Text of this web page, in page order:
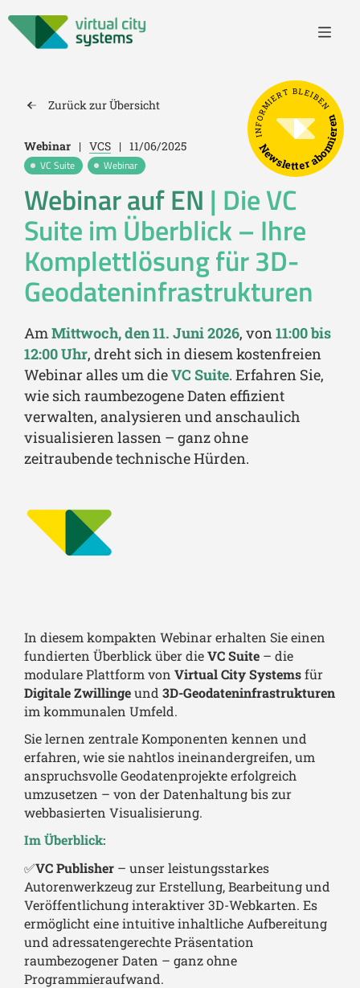
Zurück zur Übersicht
Webinar | VCS | 11/06/2025
VC Suite
Webinar
Webinar auf EN | Die VC
Suite im Überblick – Ihre
Komplettlösung für 3D-
Geodateninfrastrukturen
AmMittwoch, den 11. Juni 2026, von11:00 bis
12:00 Uhr, dreht sich in diesem kostenfreien
Webinar alles um dieVC Suite. Erfahren Sie,
wie sich raumbezogene Daten effizient
verwalten, analysieren und anschaulich
visualisieren lassen – ganz ohne
zeitraubende technische Hürden.
In diesem kompakten Webinar erhalten Sie einen
fundierten Überblick über dieVC Suite – die
modulare Plattform von Virtual City Systemsfür
Digitale Zwillingeund 3D-Geodateninfrastrukturen
im kommunalen Umfeld.
Sie lernen zentrale Komponenten kennen und
erfahren, wie sie nahtlos ineinandergreifen, um
anspruchsvolle Geodatenprojekte erfolgreich
umzusetzen – von der Datenhaltung bis zur
webbasierten Visualisierung.
Im Überblick:
✅VC Publisher – unser leistungsstarkes
Autorenwerkzeug zur Erstellung, Bearbeitung und
Veröffentlichung interaktiver 3D-Webkarten. Es
ermöglicht eine intuitive inhaltliche Aufbereitung
und adressatengerechte Präsentation
raumbezogener Daten – ganz ohne
Programmieraufwand.
INFORMIERT BLEIBEN
Newsletter abonnieren